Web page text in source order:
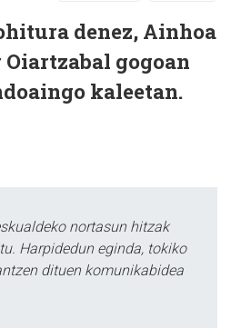
denez, Ainhoa
Oiartzabal gogoan
kaleetan.
nortasun hitzak
Harpidedun eginda, tokiko
dituen komunikabidea